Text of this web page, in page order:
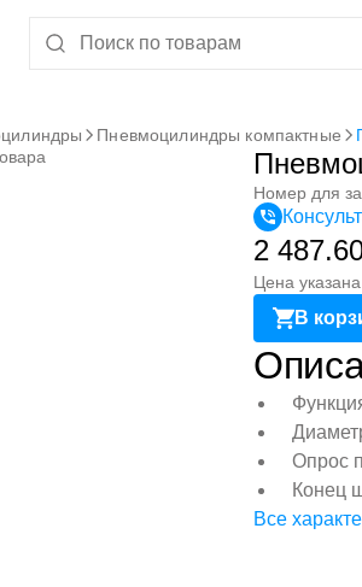
Пневмоцилиндры компактные
Номер для
2
Цена
В
Опрос
Конец
Все